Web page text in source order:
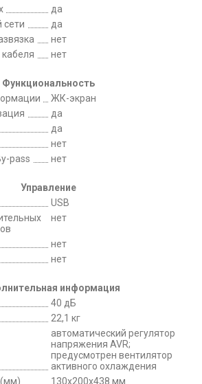
да
сети
да
нет
нет
Функциональность
ЖК-экран
да
да
нет
pass
нет
Управление
USB
нет
нет
нет
информация
40 дБ
22,1 кг
автоматический регулятор
напряжения AVR;
предусмотрен вентилятор
активного охлаждения
130x200x438 мм